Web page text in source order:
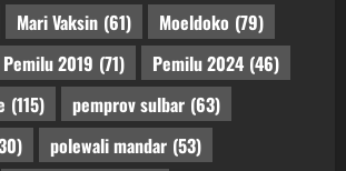
Mari Vaksin (61) Moeldoko (79)
Pemilu 2019 (71) Pemilu 2024 (46)
(115) pemprov sulbar (63)
polewali mandar (53)